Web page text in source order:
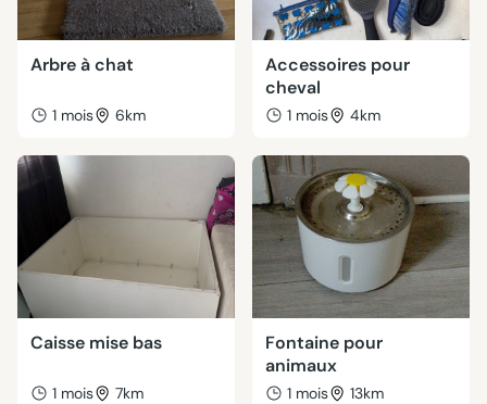
Arbre à chat
1 mois 6km
Accessoires pour
cheval
1 mois 4km
Caisse mise bas
1 mois 7km
Fontaine pour
animaux
1 mois 13km